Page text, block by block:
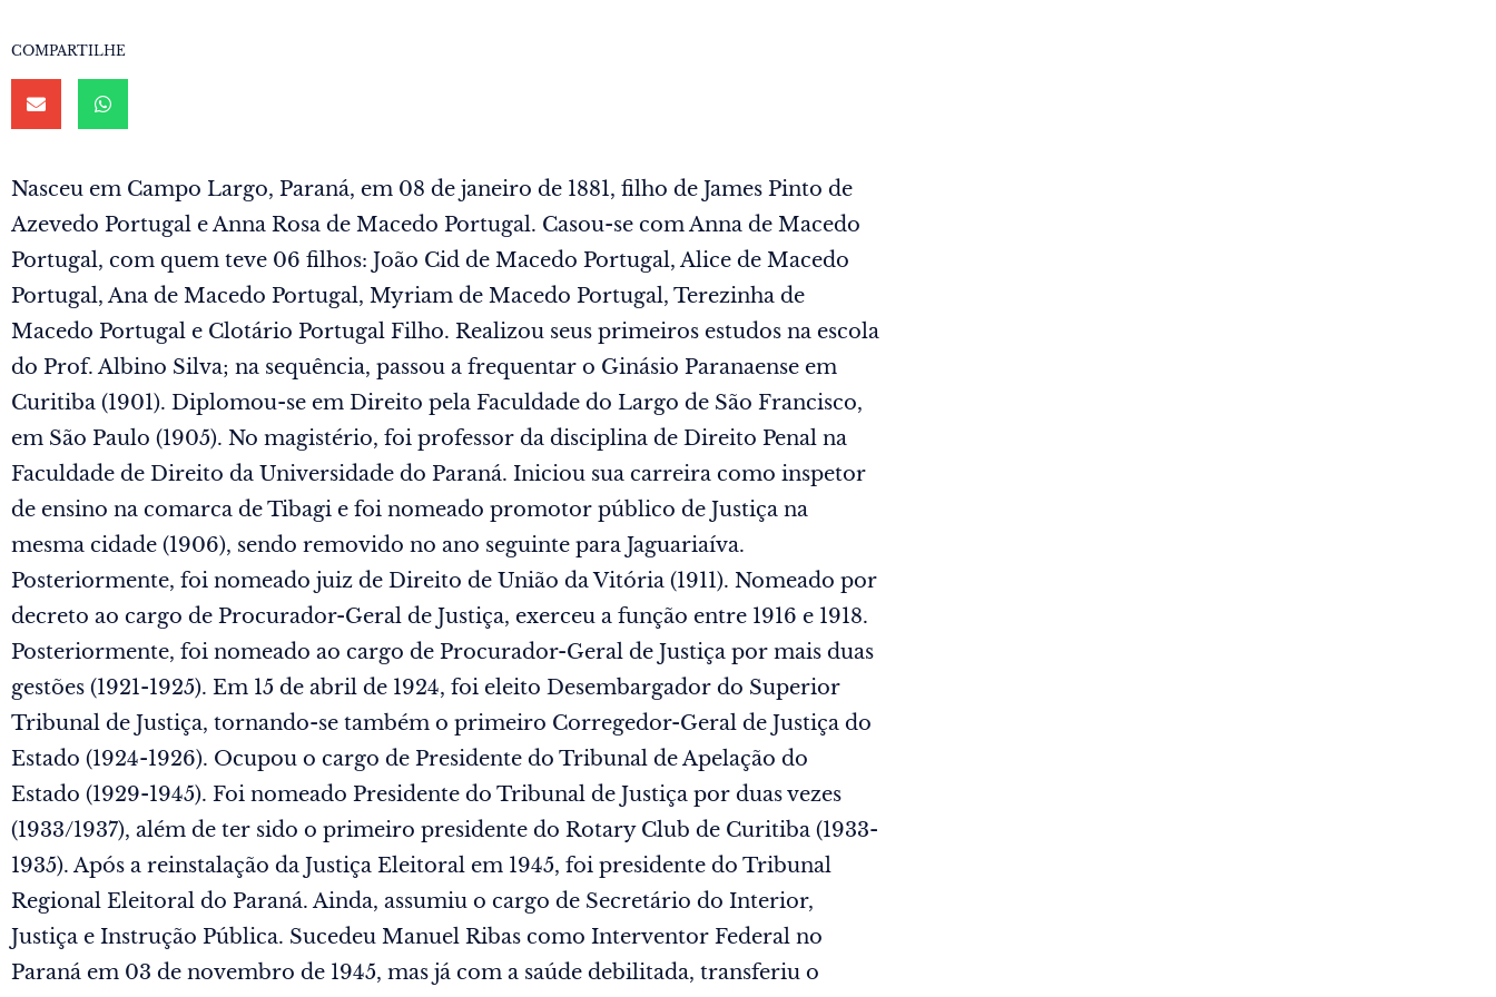
COMPARTILHE
Nasceu em Campo Largo, Paraná, em 08 de janeiro de 1881, filho de James Pinto de
Azevedo Portugal e Anna Rosa de Macedo Portugal. Casou-se com Anna de Macedo
Portugal, com quem teve 06 filhos: João Cid de Macedo Portugal, Alice de Macedo
Portugal, Ana de Macedo Portugal, Myriam de Macedo Portugal, Terezinha de
Macedo Portugal e Clotário Portugal Filho. Realizou seus primeiros estudos na escola
do Prof. Albino Silva; na sequência, passou a frequentar o Ginásio Paranaense em
Curitiba (1901). Diplomou-se em Direito pela Faculdade do Largo de São Francisco,
em São Paulo (1905). No magistério, foi professor da disciplina de Direito Penal na
Faculdade de Direito da Universidade do Paraná. Iniciou sua carreira como inspetor
de ensino na comarca de Tibagi e foi nomeado promotor público de Justiça na
mesma cidade (1906), sendo removido no ano seguinte para Jaguariaíva.
Posteriormente, foi nomeado juiz de Direito de União da Vitória (1911). Nomeado por
decreto ao cargo de Procurador-Geral de Justiça, exerceu a função entre 1916 e 1918.
Posteriormente, foi nomeado ao cargo de Procurador-Geral de Justiça por mais duas
gestões (1921-1925). Em 15 de abril de 1924, foi eleito Desembargador do Superior
Tribunal de Justiça, tornando-se também o primeiro Corregedor-Geral de Justiça do
Estado (1924-1926). Ocupou o cargo de Presidente do Tribunal de Apelação do
Estado (1929-1945). Foi nomeado Presidente do Tribunal de Justiça por duas vezes
(1933/1937), além de ter sido o primeiro presidente do Rotary Club de Curitiba (1933-
1935). Após a reinstalação da Justiça Eleitoral em 1945, foi presidente do Tribunal
Regional Eleitoral do Paraná. Ainda, assumiu o cargo de Secretário do Interior,
Justiça e Instrução Pública. Sucedeu Manuel Ribas como Interventor Federal no
Paraná em 03 de novembro de 1945, mas já com a saúde debilitada, transferiu o